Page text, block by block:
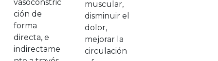
vasoconstric
ción de
forma
directa, e
indirectame
muscular,
disminuir el
dolor,
mejorar la
circulación